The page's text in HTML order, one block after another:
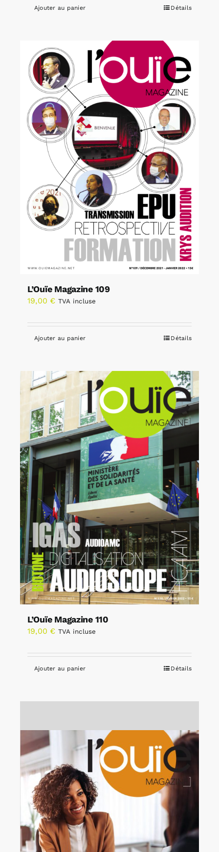
Ajouter au panier Détails
L’Ouïe Magazine 109
19,00 € TVA incluse
Ajouter au panier Détails
L’Ouïe Magazine 110
19,00 € TVA incluse
Ajouter au panier Détails